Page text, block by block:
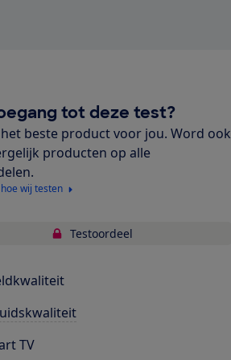
tot deze test?
beste product voor jou. Word ook
producten op alle
wij testen
Testoordeel
TV